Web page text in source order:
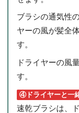
ブラシの通気性
ヤーの風が髪全
す。
ドライヤーの風
す。
④ドライヤーと一
速乾ブラシは、